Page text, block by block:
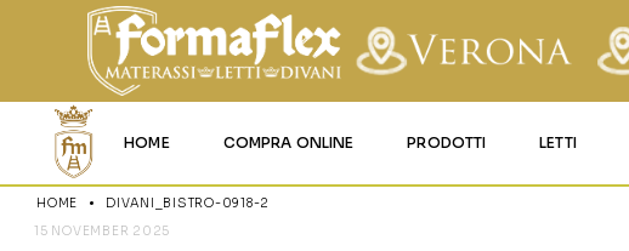
HOME COMPRA ONLINE PRODOTTI LETTI
HOME
DIVANI_BISTRO-0918-2
15 NOVEMBER 2025